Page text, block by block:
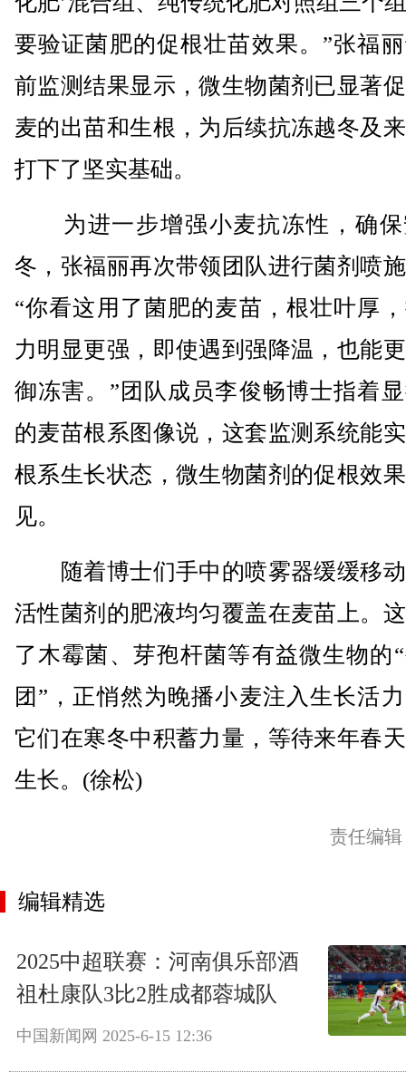
要验证菌肥的促根壮苗效果。”张福
前监测结果显示，微生物菌剂已显著
麦的出苗和生根，为后续抗冻越冬及
打下了坚实基础。
为进一步增强小麦抗冻性，确保
冬，张福丽再次带领团队进行菌剂喷
“你看这用了菌肥的麦苗，根壮叶厚
力明显更强，即使遇到强降温，也能
御冻害。”团队成员李俊畅博士指着
的麦苗根系图像说，这套监测系统能
根系生长状态，微生物菌剂的促根效
见。
随着博士们手中的喷雾器缓缓移
活性菌剂的肥液均匀覆盖在麦苗上。
了木霉菌、芽孢杆菌等有益微生物的
团”，正悄然为晚播小麦注入生长活
它们在寒冬中积蓄力量，等待来年春
生长。(徐松)
责任编
编辑精选
2025中超联赛：河南俱乐部酒
祖杜康队3比2胜成都蓉城队
中国新闻网 2025-6-15 12:36